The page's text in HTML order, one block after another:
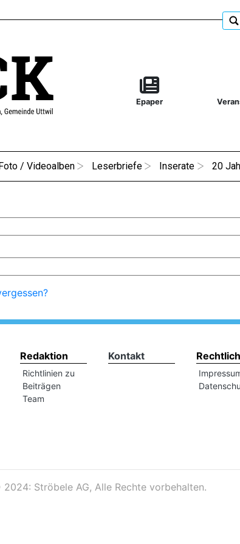
Epaper
/ Videoalben Leserbriefe Inserate 20
Redaktion
Richtlinien zu
Beiträgen
Team
Kontakt
2024: Ströbele AG, Alle Rechte vorbehalten.